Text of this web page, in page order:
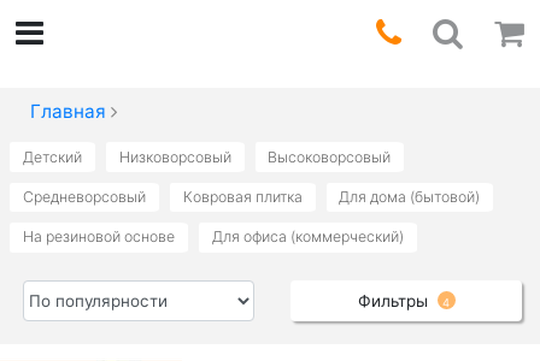
Главная
Детский Низковорсовый Высоковорсовый
Средневорсовый Ковровая плитка Для дома (бытовой)
На резиновой основе Для офиса (коммерческий)
Фильтры 4